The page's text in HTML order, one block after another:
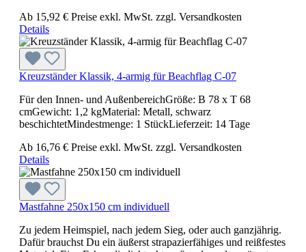
Ab 15,92 € Preise exkl. MwSt. zzgl. Versandkosten
Details
Kreuzständer Klassik, 4-armig für Beachflag C-07
Für den Innen- und AußenbereichGröße: B 78 x T 68
cmGewicht: 1,2 kgMaterial: Metall, schwarz
beschichtetMindestmenge: 1 StückLieferzeit: 14 Tage
Ab 16,76 € Preise exkl. MwSt. zzgl. Versandkosten
Details
Mastfahne 250x150 cm individuell
Zu jedem Heimspiel, nach jedem Sieg, oder auch ganzjährig.
Dafür brauchst Du ein äußerst strapazierfähiges und reißfestes